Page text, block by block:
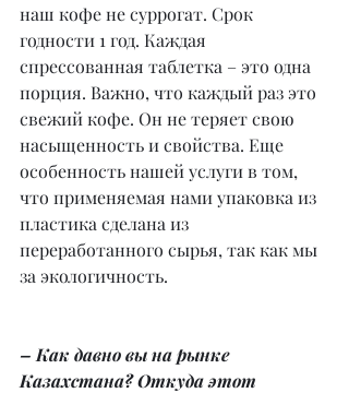
наш кофе не суррогат. Срок
годности 1 год. Каждая
спрессованная таблетка – это одна
порция. Важно, что каждый раз это
свежий кофе. Он не теряет свою
насыщенность и свойства. Еще
особенность нашей услуги в том,
что применяемая нами упаковка из
пластика сделана из
переработанного сырья, так как мы
за экологичность.
– Как давно вы на рынке
Казахстана? Откуда этот